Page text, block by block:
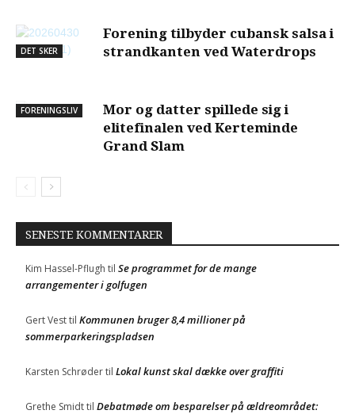
DET SKER
Forening tilbyder cubansk salsa i
strandkanten ved Waterdrops
FORENINGSLIV
Mor og datter spillede sig i
elitefinalen ved Kerteminde
Grand Slam
SENESTE KOMMENTARER
Kim Hassel-Pflugh til Se programmet for de mange
arrangementer i golfugen
Gert Vesttil Kommunen bruger 8,4 millioner på
sommerparkeringspladsen
Karsten Schrødertil Lokal kunst skal dække over graffiti
Grethe Smidttil Debatmøde om besparelser på ældreområdet: